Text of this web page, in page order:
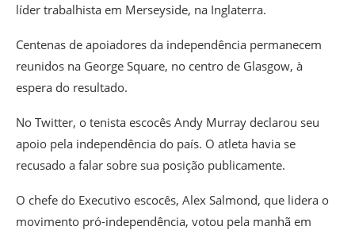
líder trabalhista em Merseyside, na Inglaterra.
Centenas de apoiadores da independência permanecem
reunidos na George Square, no centro de Glasgow, à
espera do resultado.
No Twitter, o tenista escocês Andy Murray declarou seu
apoio pela independência do país. O atleta havia se
recusado a falar sobre sua posição publicamente.
O chefe do Executivo escocês, Alex Salmond, que lidera o
movimento pró-independência, votou pela manhã em